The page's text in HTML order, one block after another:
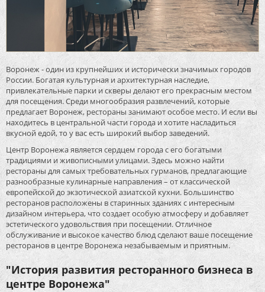
Воронеж - один из крупнейших и исторически значимых городов
России. Богатая культурная и архитектурная наследие,
привлекательные парки и скверы делают его прекрасным местом
для посещения. Среди многообразия развлечений, которые
предлагает Воронеж, рестораны занимают особое место. И если вы
находитесь в центральной части города и хотите насладиться
вкусной едой, то у вас есть широкий выбор заведений.
Центр Воронежа является сердцем города с его богатыми
традициями и живописными улицами. Здесь можно найти
рестораны для самых требовательных гурманов, предлагающие
разнообразные кулинарные направления – от классической
европейской до экзотической азиатской кухни. Большинство
ресторанов расположены в старинных зданиях с интересным
дизайном интерьера, что создает особую атмосферу и добавляет
эстетического удовольствия при посещении. Отличное
обслуживание и высокое качество блюд сделают ваше посещение
ресторанов в центре Воронежа незабываемым и приятным.
"История развития ресторанного бизнеса в
центре Воронежа"